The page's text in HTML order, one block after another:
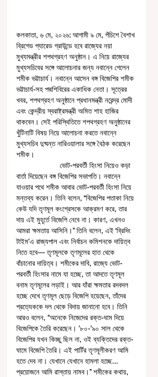
কলকাতা, ৬ মে, ২০২৬: আগামী ৯ মে, পঁচিশে বৈশাখ
ব্রিগেড প্যারেড গ্রাউন্ডে হবে রাজ্যের নয়া
মুখ্যমন্ত্রীর শপথগ্রহণ অনুষ্ঠান। এ নিয়ে রাজ্যের
মুখ্যসচিবের সঙ্গে আলোচনার জন্য নবান্নে গেলেন
শমীক ভট্টাচার্য। নবান্নে আসেন বঙ্গ বিজেপির শমীক
ভট্টাচার্য-সহ পদ্মশিবিরের একাধিক নেতা। সূত্রের
খবর, শপথগ্রহণ অনুষ্ঠানে প্রধানমন্ত্রী নরেন্দ্র মোদী
এবং কেন্দ্রীয় স্বরাষ্ট্রমন্ত্রী অমিত শাহ হাজির
থাকবেন। সেই পরিস্থিতিতে শপথগ্রহণ অনুষ্ঠানের
খুঁটিনাটি বিষয় নিয়ে আলোচনা করতে নবান্নে
মুখ্যসচিব দুষ্মন্ত নারিওয়ালার সঙ্গে বৈঠক করেছেন
শমীক।
বার্তা দিয়েছেন বঙ্গ বিজেপির সভাপতি। নবান্নে
যাওয়ার পথে শমীক আবার ভোট-পরবর্তী হিংসা নিয়ে
মন্তব্য করেন। তিনি বলেন, ‘‘বিজেপির পতাকা নিয়ে
কেউ যদি তৃণমূল কংগ্রেসকে আক্রমণ করে, তার
দায় এই মুহূর্তে বিজেপি নেবে না। কারণ, এখনও
আমরা ক্ষমতায় আসিনি।’’ তিনি বলেন, এই ‘ব্রিদিং
টাইম’এ রাজ্যপাল এবং নির্বাচন কমিশনকে দায়িত্ব
নিতে হবে— তৃণমূলকে তৃণমূলের হাত থেকে
বাঁচানোর দায়িত্ব। শমীকের দাবি, রাজ্যে ভোট-
পরবর্তী হিংসার নামে যা হচ্ছে, তা আদতে তৃণমূল
বনাম তৃণমূলের লড়াই। আর যাঁরা ক্ষমতার রদবদল
হচ্ছে দেখে তৃণমূল ছেড়ে বিজেপি হয়েছেন, তাঁদের
প্রত্যেককে দল থেকে বিদায় জানানো হবে। তিনি
আরও বলেন, "অনেকে নিজেদের রক্ত-ঘাম দিয়ে
বিজেপিকে তৈরি করেছেন। ’৮০-’৯০ সাল থেকে
বিজেপির যখন কিচ্ছু ছিল না, ওই ব্যক্তিদের রক্ত-
ঘামে বিজেপি তৈরি। এই পার্টির তৃণমূলীকরণ আমি
হতে দেব না। যেখানে যেখানে হামলা হচ্ছে...
প্রয়োজনে আমি রাস্তায় নামব।’’ শমীকের কথায়,